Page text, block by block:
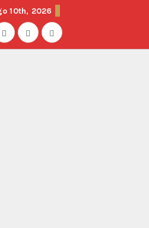
10th, 2026
herramientas